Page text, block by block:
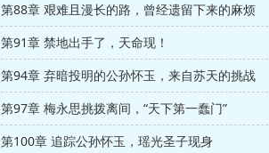
第88章 艰难且漫长的路，曾经遗留下来的麻烦
第91章 禁地出手了，天命现！
第94章 弃暗投明的公孙怀玉，来自苏天的挑战
第97章 梅永思挑拨离间，“天下第一蠢门”
第100章 追踪公孙怀玉，瑶光圣子现身